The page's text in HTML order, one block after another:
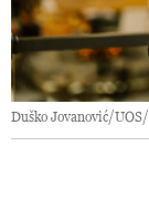
Duško Jovanović/